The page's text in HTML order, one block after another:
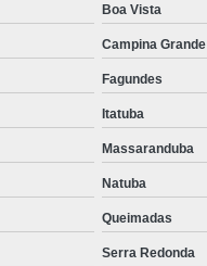
Boa Vista
Campina Grande
Fagundes
Itatuba
Massaranduba
Natuba
Queimadas
Serra Redonda